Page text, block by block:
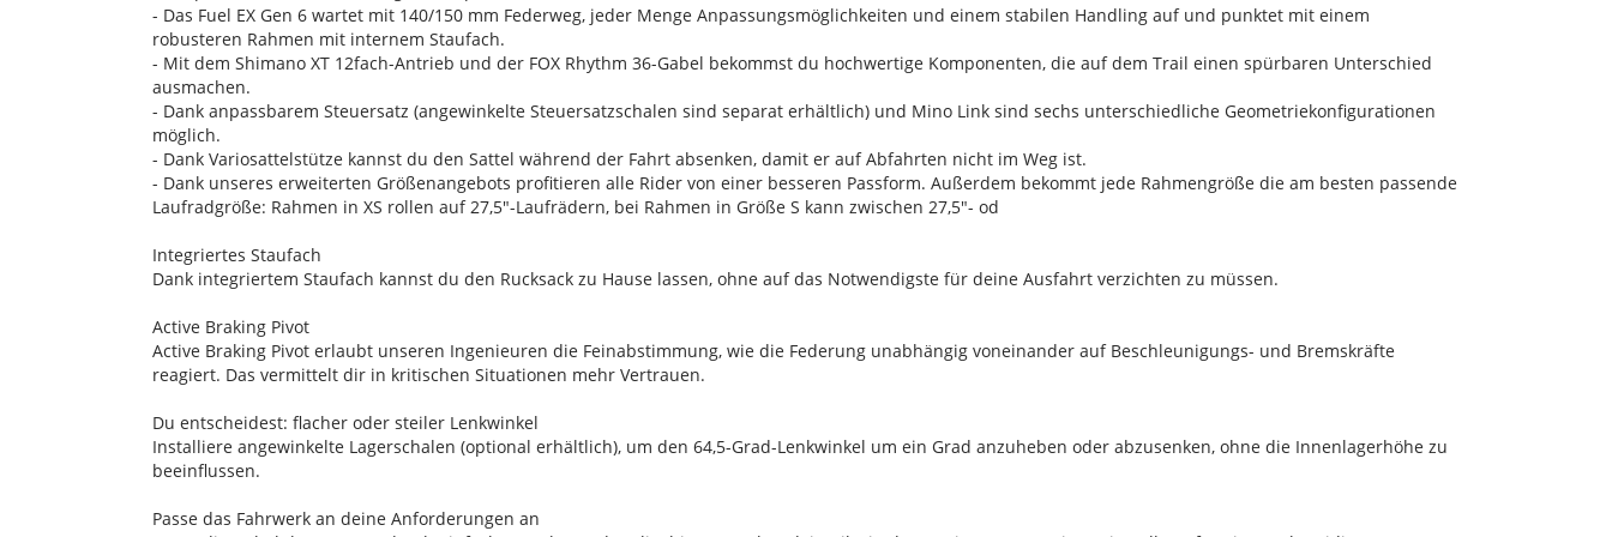
- Das Fuel EX Gen 6 wartet mit 140/150 mm Federweg, jeder Menge Anpassungsmöglichkeiten und einem stabilen Handling auf und punktet mit einem
robusteren Rahmen mit internem Staufach.
- Mit dem Shimano XT 12fach-Antrieb und der FOX Rhythm 36-Gabel bekommst du hochwertige Komponenten, die auf dem Trail einen spürbaren Unterschied
ausmachen.
- Dank anpassbarem Steuersatz (angewinkelte Steuersatzschalen sind separat erhältlich) und Mino Link sind sechs unterschiedliche Geometriekonfigurationen
möglich.
- Dank Variosattelstütze kannst du den Sattel während der Fahrt absenken, damit er auf Abfahrten nicht im Weg ist.
- Dank unseres erweiterten Größenangebots profitieren alle Rider von einer besseren Passform. Außerdem bekommt jede Rahmengröße die am besten passende
Laufradgröße: Rahmen in XS rollen auf 27,5"-Laufrädern, bei Rahmen in Größe S kann zwischen 27,5"- od
Integriertes Staufach
Dank integriertem Staufach kannst du den Rucksack zu Hause lassen, ohne auf das Notwendigste für deine Ausfahrt verzichten zu müssen.
Active Braking Pivot
Active Braking Pivot erlaubt unseren Ingenieuren die Feinabstimmung, wie die Federung unabhängig voneinander auf Beschleunigungs- und Bremskräfte
reagiert. Das vermittelt dir in kritischen Situationen mehr Vertrauen.
Du entscheidest: flacher oder steiler Lenkwinkel
Installiere angewinkelte Lagerschalen (optional erhältlich), um den 64,5-Grad-Lenkwinkel um ein Grad anzuheben oder abzusenken, ohne die Innenlagerhöhe zu
beeinflussen.
Passe das Fahrwerk an deine Anforderungen an